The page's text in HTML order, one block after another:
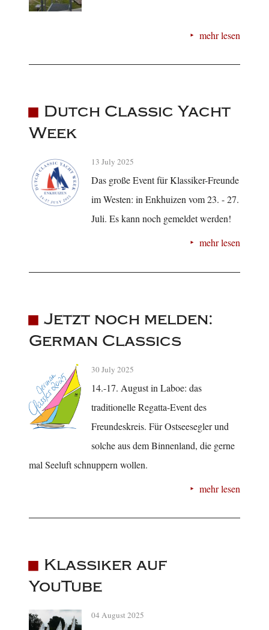
mehr lesen
Dutch Classic Yacht
Week
13 July 2025
Das große Event für Klassiker-Freunde
im Westen: in Enkhuizen vom 23. - 27.
Juli. Es kann noch gemeldet werden!
mehr lesen
Jetzt noch melden:
German Classics
30 July 2025
14.-17. August in Laboe: das
traditionelle Regatta-Event des
Freundeskreis. Für Ostseesegler und
solche aus dem Binnenland, die gerne
mal Seeluft schnuppern wollen.
mehr lesen
Klassiker auf
YouTube
04 August 2025